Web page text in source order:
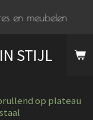
STIJL
en meubelen
op plateau